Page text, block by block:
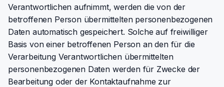
Verantwortlichen aufnimmt, werden die von der
betroffenen Person übermittelten personenbezogenen
Daten automatisch gespeichert. Solche auf freiwilliger
Basis von einer betroffenen Person an den für die
Verarbeitung Verantwortlichen übermittelten
personenbezogenen Daten werden für Zwecke der
Bearbeitung oder der Kontaktaufnahme zur